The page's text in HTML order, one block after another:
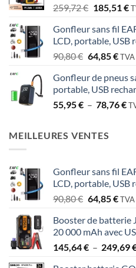
259,72€ Le
initial
était :
259,72 €.
185,51€
Gonfleur sans fil
LCD, portable, USB
90,80€ Le
initial
était :
90,80 €.
64,85€Le
est :
Gonfleur de pneus
portable, USB
55,95€ – 78,76€
MEILLEURES VENTES
Gonfleur sans fil
LCD, portable, USB
90,80€ Le
initial
était :
90,80 €.
64,85€Le
est :
Booster de batterie
20 000 mAh avec
145,64€ – 249,69